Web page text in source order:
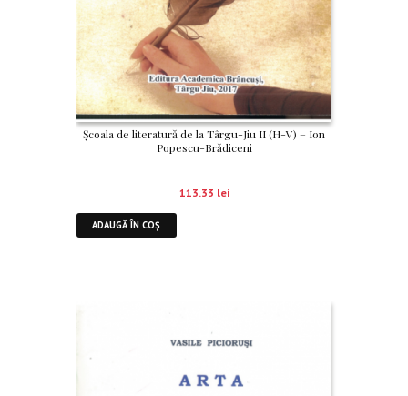
Școala de literatură de la Târgu-Jiu II (H-V) – Ion
Popescu-Brădiceni
113.33 lei
ADAUGĂ ÎN COȘ